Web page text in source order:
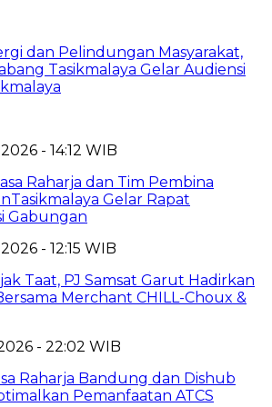
dan Pelindungan Masyarakat,
Tasikmalaya Gelar Audiensi
- 14:12 WIB
Raharja dan Tim Pembina
Gelar Rapat
Gabungan
- 12:15 WIB
Taat, PJ Samsat Garut Hadirkan
Merchant CHILL-Choux &
- 22:02 WIB
Raharja Bandung dan Dishub
Pemanfaatan ATCS